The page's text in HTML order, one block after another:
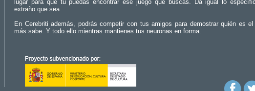
lugar para que tú puedas encontrar ese juego que buscas. Da igual lo
extraño que sea.
En Cerebriti además, podrás competir con tus amigos para demostrar quién es el
más sabe. Y todo ello mientras mantienes tus neuronas en forma.